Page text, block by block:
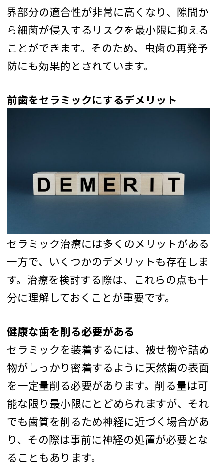
界部分の適合性が非常に高くなり、隙間か
ら細菌が侵入するリスクを最小限に抑える
ことができます。そのため、虫歯の再発予
防にも効果的とされています。
前歯をセラミックにするデメリット
セラミック治療には多くのメリットがある
一方で、いくつかのデメリットも存在しま
す。治療を検討する際は、これらの点も十
分に理解しておくことが重要です。
健康な歯を削る必要がある
セラミックを装着するには、被せ物や詰め
物がしっかり密着するように天然歯の表面
を一定量削る必要があります。削る量は可
能な限り最小限にとどめられますが、それ
でも歯質を削るため神経に近づく場合があ
り、その際は事前に神経の処置が必要とな
ることもあります。